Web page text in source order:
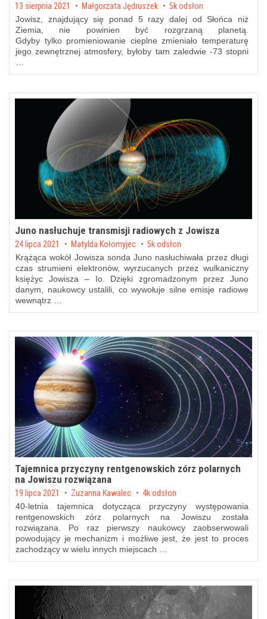
Posted on
13 sierpnia 2021 by Małgorzata Jędruszek 5k odsłon
Jowisz, znajdujący się ponad 5 razy dalej od Słońca niż
Ziemia, nie powinien być rozgrzaną planetą.
Gdyby tylko promieniowanie cieplne zmieniało temperaturę
jego zewnętrznej atmosfery, byłoby tam zaledwie -73 stopni
…
Juno nasłuchuje transmisji radiowych z Jowisza
Posted on
24 lipca 2021 by Matylda Kołomyjec 5k odsłon
Krążąca wokół Jowisza sonda Juno nasłuchiwała przez długi
czas strumieni elektronów, wyrzucanych przez wulkaniczny
księżyc Jowisza – Io. Dzięki zgromadzonym przez Juno
danym, naukowcy ustalili, co wywołuje silne emisje radiowe
wewnątrz …
Tajemnica przyczyny rentgenowskich zórz polarnych
na Jowiszu rozwiązana
Posted on
19 lipca 2021 by Zuzanna Kawalec 4k odsłon
40-letnia tajemnica dotycząca przyczyny występowania
rentgenowskich zórz polarnych na Jowiszu została
rozwiązana. Po raz pierwszy naukowcy zaobserwowali
powodujący je mechanizm i możliwe jest, że jest to proces
zachodzący w wielu innych miejscach …